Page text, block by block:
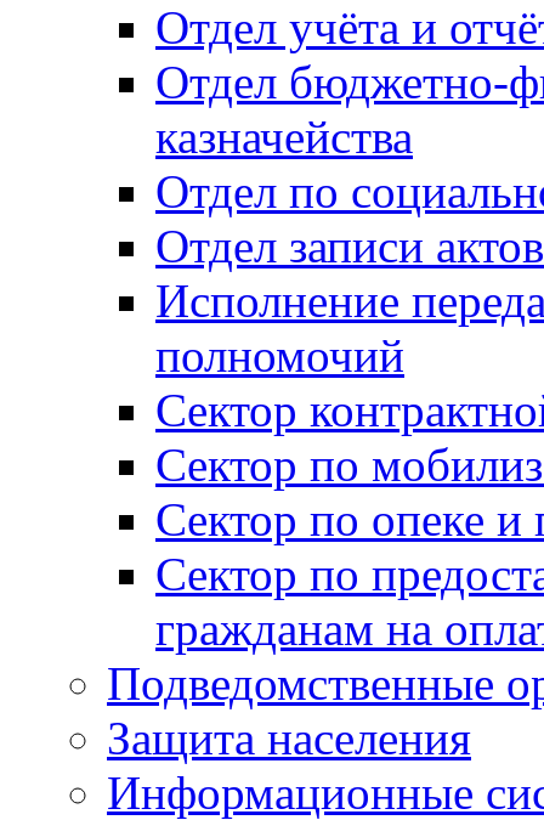
Отдел учёта и
Отдел бюджетно-
казначейства
Отдел по
Отдел записи
Исполнение
полномочий
Сектор
Сектор по
Сектор по опеке и
Сектор по
гражданам на
Подведомственные
Защита населения
Информационные